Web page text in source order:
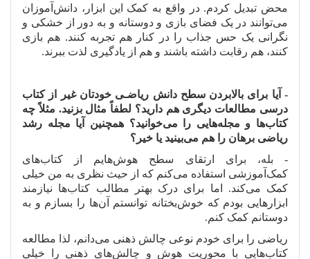
محض تبدیل کردم. در واقع به کمک این ابزار، دانش آموزان
میتوانند در یک فضای بازی و دوستانه و به دور از خشکی و
نگرانی یک حس جذاب را در کنار هم تجربه کنند. هم بازی
کنند، هم رقابت داشته باشند و هم از یادگیری لذت ببرند.
- آیا برای بالابردن سطح دانش ریاضـی خودتان غیر از کتاب
درسی مطالعات دیگری هم دارید؟ لطفاً مثال بزنید. مثلاً چه
کتابها و مجلههایی را میخوانید؟ همچنین آیا مجله رشد
ریاضی برهان را هم میبینید یا خیر؟
- بله، برای ارتقای سطح هوشهایم از کتابهای
کمک آموزشی استفاده میکنم که از حیث نظری به من خیلی
کمک میکند. اما برای درک بهتر مطالب کتابها نیازمند
ابزارهایی بودم که خوشبختانه توانستم آنها را بسازم و به
دوستانم کمک کنم.
ریاضی را برای خودم نوعی چالش ذهنی میدانم، لذا مطالعه
کتابهایی با محوریت هوش و چالشهای ذهنی را خیلی